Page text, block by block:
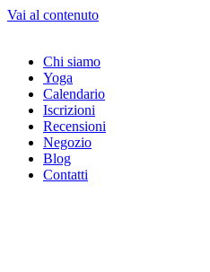
Vai al contenuto
Chi siamo
Yoga
Calendario
Іscrizioni
Recensioni
Negozio
Blog
Contatti